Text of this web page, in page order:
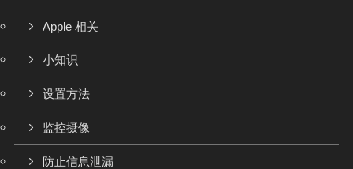
Apple 相关
小知识
设置方法
监控摄像
防止信息泄漏